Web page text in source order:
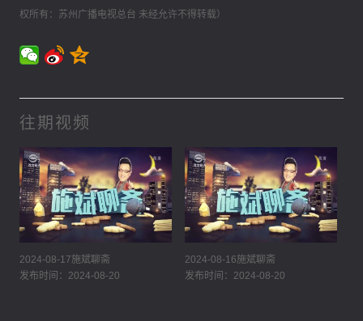
权所有：苏州广播电视总台 未经允许不得转载）
往期视频
2024-08-17施斌聊斋
发布时间：2024-08-20
2024-08-16施斌聊斋
发布时间：2024-08-20